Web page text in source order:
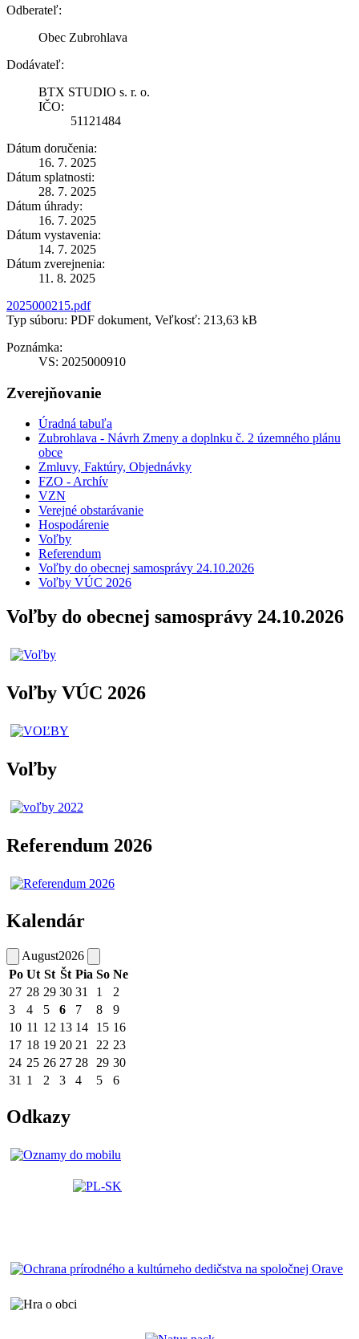
Odberateľ:
Obec Zubrohlava
Dodávateľ:
BTX STUDIO s. r. o.
IČO:
51121484
Dátum doručenia:
16. 7. 2025
Dátum splatnosti:
28. 7. 2025
Dátum úhrady:
16. 7. 2025
Dátum vystavenia:
14. 7. 2025
Dátum zverejnenia:
11. 8. 2025
2025000215.pdf
Typ súboru: PDF dokument, Veľkosť: 213,63 kB
Poznámka:
VS: 2025000910
Zverejňovanie
Úradná tabuľa
Zubrohlava - Návrh Zmeny a doplnku č. 2 územného plánu
obce
Zmluvy, Faktúry, Objednávky
FZO - Archív
VZN
Verejné obstarávanie
Hospodárenie
Voľby
Referendum
Voľby do obecnej samosprávy 24.10.2026
Voľby VÚC 2026
Voľby do obecnej samosprávy 24.10.2026
Voľby VÚC 2026
Voľby
Referendum 2026
Kalendár
August2026
Po Ut St Št Pia So Ne
27 28 29 30 31 1
2
3
4 5 6 7 8
9
10 11 12 13 14 15 16
17 18 19 20 21 22 23
24 25 26 27 28 29 30
31 1 2 3 4 5 6
Odkazy